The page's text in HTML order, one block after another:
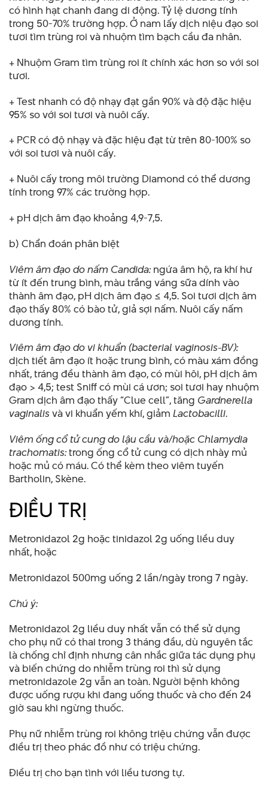
có hình hạt chanh đang di động. Tỷ lệ dương tính
trong 50-70% trường hợp. Ở nam lấy dịch niệu đạo soi
tươi tìm trùng roi và nhuộm tìm bạch cầu đa nhân.
+ Nhuộm Gram tìm trùng roi ít chính xác hơn so với soi
tươi.
+ Test nhanh có độ nhạy đạt gần 90% và độ đặc hiệu
95% so với soi tươi và nuôi cấy.
+ PCR có độ nhạy và đặc hiệu đạt từ trên 80-100% so
với soi tươi và nuôi cấy.
+ Nuôi cấy trong môi trường Diamond có thể dương
tính trong 97% các trường hợp.
+ pH dịch âm đạo khoảng 4,9-7,5.
b) Chẩn đoán phân biệt
Viêm âm đạo do nấm Candida: ngứa âm hộ, ra khí hư
từ ít đến trung bình, màu trắng váng sữa dính vào
thành âm đạo, pH dịch âm đạo ≤ 4,5. Soi tươi dịch âm
đạo thấy 80% có bào tử, giả sợi nấm. Nuôi cấy nấm
dương tính.
Viêm âm đạo do vi khuẩn (bacterial vaginosis-BV):
dịch tiết âm đạo ít hoặc trung bình, có màu xám đồng
nhất, tráng đều thành âm đạo, có mùi hôi, pH dịch âm
đạo > 4,5; test Sniff có mùi cá ươn; soi tươi hay nhuộm
Gram dịch âm đạo thấy “Clue cell”, tăng Gardnerella
vaginalisvà vi khuẩn yếm khí, giảm Lactobacilli.
Viêm ống cổ tử cung do lậu cầu và/hoặc Chlamydia
trachomatis:trong ống cổ tử cung có dịch nhày mủ
hoặc mủ có máu. Có thể kèm theo viêm tuyến
Bartholin, Skène.
ĐIỀU TRỊ
Metronidazol 2g hoặc tinidazol 2g uống liều duy
nhất, hoặc
Metronidazol 500mg uống 2 lần/ngày trong 7 ngày.
Chú ý:
Metronidazol 2g liều duy nhất vẫn có thể sử dụng
cho phụ nữ có thai trong 3 tháng đầu, dù nguyên tắc
là chống chỉ định nhưng cân nhắc giữa tác dụng phụ
và biến chứng do nhiễm trùng roi thì sử dụng
metronidazole 2g vẫn an toàn. Người bệnh không
được uống rượu khi đang uống thuốc và cho đến 24
giờ sau khi ngừng thuốc.
Phụ nữ nhiễm trùng roi không triệu chứng vẫn được
điều trị theo phác đồ như có triệu chứng.
Điều trị cho bạn tình với liều tương tự.